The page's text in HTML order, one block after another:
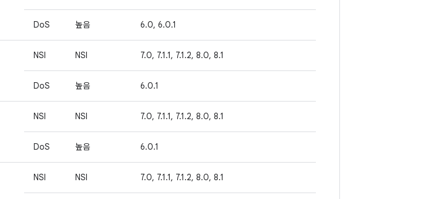
DoS 높음 6.0, 6.0.1
NSI NSI 7.0, 7.1.1, 7.1.2, 8.0, 8.1
DoS 높음 6.0.1
NSI NSI 7.0, 7.1.1, 7.1.2, 8.0, 8.1
DoS 높음 6.0.1
NSI NSI 7.0, 7.1.1, 7.1.2, 8.0, 8.1